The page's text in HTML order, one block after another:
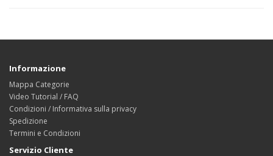
Informazione
Mappa Categorie
Video Tutorial / FAQ
Condizioni / Informativa sulla privacy
Spedizione
Termini e Condizioni
Servizio Cliente